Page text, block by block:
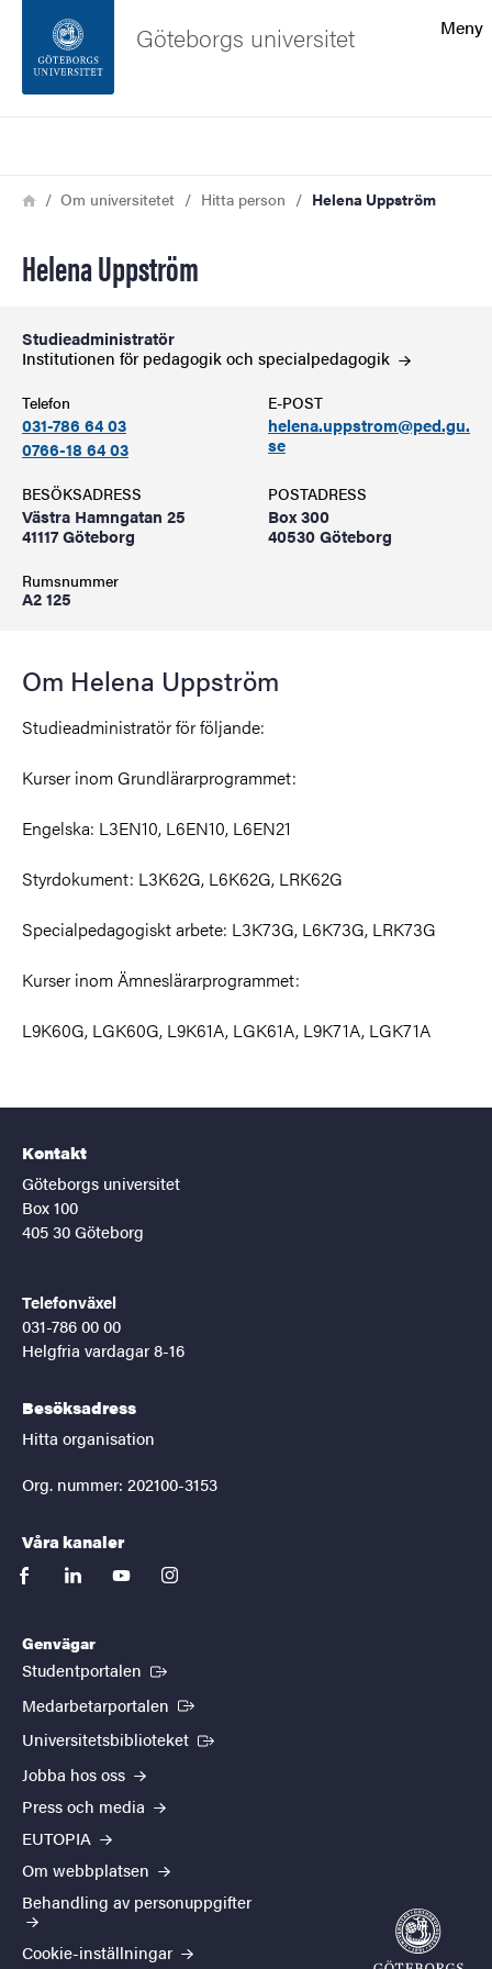
Sidfoten
Meny
Göteborgs universitet
Länkstig
HemOm universitetet Hitta person Helena Uppström
Helena Uppström
Studieadministratör
Institutionen för pedagogik och specialpedagogik
Telefon
031-786 64 03
0766-18 64 03
E-POST
helena.uppstrom@ped.gu.
se
BESÖKSADRESS
Västra Hamngatan 25
41117 Göteborg
Rumsnummer
A2 125
POSTADRESS
Box 300
40530 Göteborg
Om Helena Uppström
Studieadministratör för följande:
Kurser inom Grundlärarprogrammet:
Engelska: L3EN10, L6EN10, L6EN21
Styrdokument: L3K62G, L6K62G, LRK62G
Specialpedagogiskt arbete: L3K73G, L6K73G, LRK73G
Kurser inom Ämneslärarprogrammet:
L9K60G, LGK60G, L9K61A, LGK61A, L9K71A, LGK71A
Kontakt
Göteborgs universitet
Box 100
405 30 Göteborg
Telefonväxel
031-786 00 00
Helgfria vardagar 8-16
Besöksadress
Hitta organisation
Org. nummer: 202100-3153
Våra kanaler
facebooklinkedinyoutubeinstagram
Genvägar
Studentportalen (Extern länk)
Medarbetarportalen (Extern länk)
Universitetsbiblioteket (Extern länk)
Jobba hos oss
Press och media
EUTOPIA
Om webbplatsen
Behandling av personuppgifter
Cookie-inställningar